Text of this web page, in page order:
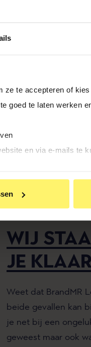
te accepteren of
goed te laten werken
en via e-mails te
van deze
niet
horen hem bij
geweest, maar
bergen
aan die Duitse
WIJ
JE KLAAR
Weet dat BrandMR
beide gevallen kan
je net bij een
geweest maar ook